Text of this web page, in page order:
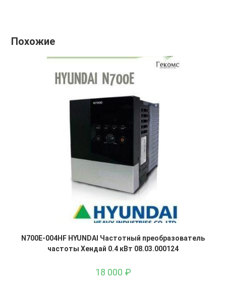
Похожие
N700E-004HF HYUNDAI Частотный преобразователь
частоты Хендай 0.4 кВт 08.03.000124
18 000 ₽